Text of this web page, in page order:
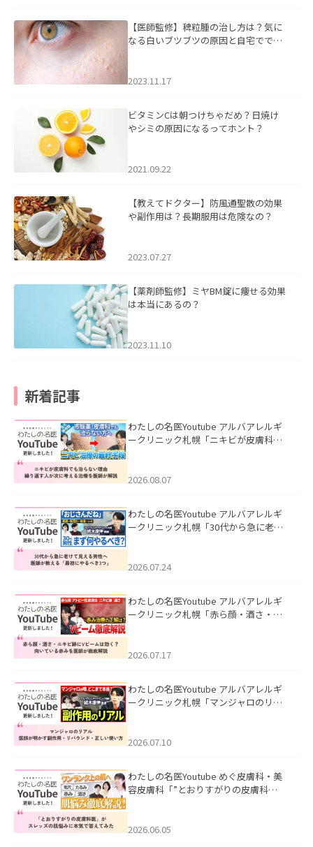
【医師監修】稗粒腫の治し方は？気に
なる白いブツブツの原因と自宅ででき
2023.11.17
ビタミンCは朝つけちゃだめ？日焼け
やシミの原因になるってホント？
2021.09.22
【教えてドクター】防風通聖散の効果
や副作用は？長期服用は危険なの？
2023.07.27
【薬剤師監修】ミヤBM錠に痩せる効果
は本当にあるの？
2023.11.10
新着記事
わたしの名医Youtube アルバアレルギ
ークリニック札幌「ニキビが皮膚科で
ました。
2026.08.07
わたしの名医Youtube アルバアレルギ
ークリニック札幌「30代から急に老け
た。
2026.07.24
わたしの名医Youtube アルバアレルギ
ークリニック札幌「赤ら顔・酒さ・ニ
した。
2026.07.17
わたしの名医Youtube アルバアレルギ
ークリニック札幌「マンジャロのリア
た。
2026.07.10
わたしの名医Youtube めぐ皮膚科・美
容皮膚科「”とおりすがりの皮膚科
2026.06.05